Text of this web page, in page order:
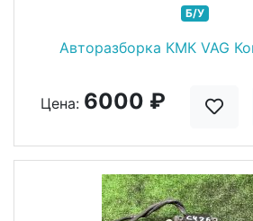
Б/У
Авторазборка КМК VAG
Цена: 6000 ₽